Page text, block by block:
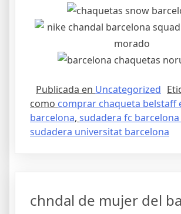
Publicada en Uncategorized
como comprar chaqueta belstaff
barcelona, sudadera fc
sudadera universitat barcelona
chndal de mujer del